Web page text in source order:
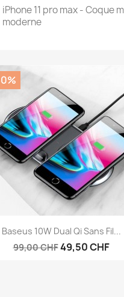
iPhone 11 pro max -
moderne
 Aperçu rapide
Baseus 10W Dual Qi Sans Fil...
99,00 CHF49,50 CHF